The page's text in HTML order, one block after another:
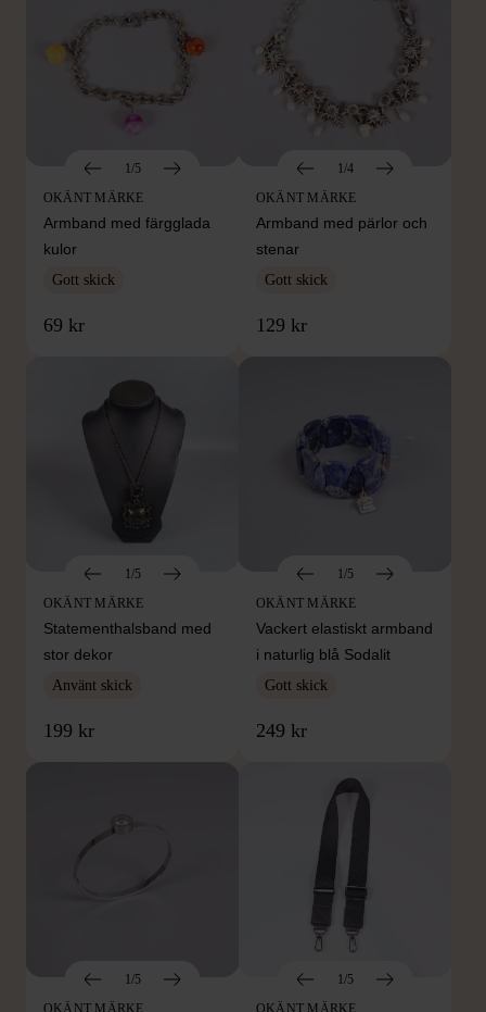
1/5
OKÄNT MÄRKE
Armband med färgglada
kulor
Gott skick
69 kr
1/4
OKÄNT MÄRKE
Armband med pärlor och
stenar
Gott skick
129 kr
1/5
OKÄNT MÄRKE
Statementhalsband med
stor dekor
Använt skick
199 kr
1/5
OKÄNT MÄRKE
Vackert elastiskt armband
i naturlig blå Sodalit
Gott skick
249 kr
1/5
1/5